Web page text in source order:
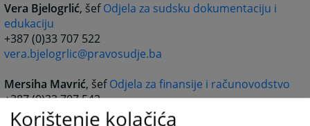
Vera Bjelogrlić, šefOdjela za sudsku dokumentaciju i
edukaciju
+387 (0)33 707 522
vera.bjelogrlic@pravosudje.ba
Mersiha Mavrić, šefOdjela za finansije i računovodstvo
+387 (0)33 707 542
mersiha.mavric@pravosudje.ba
Korištenje kolačića